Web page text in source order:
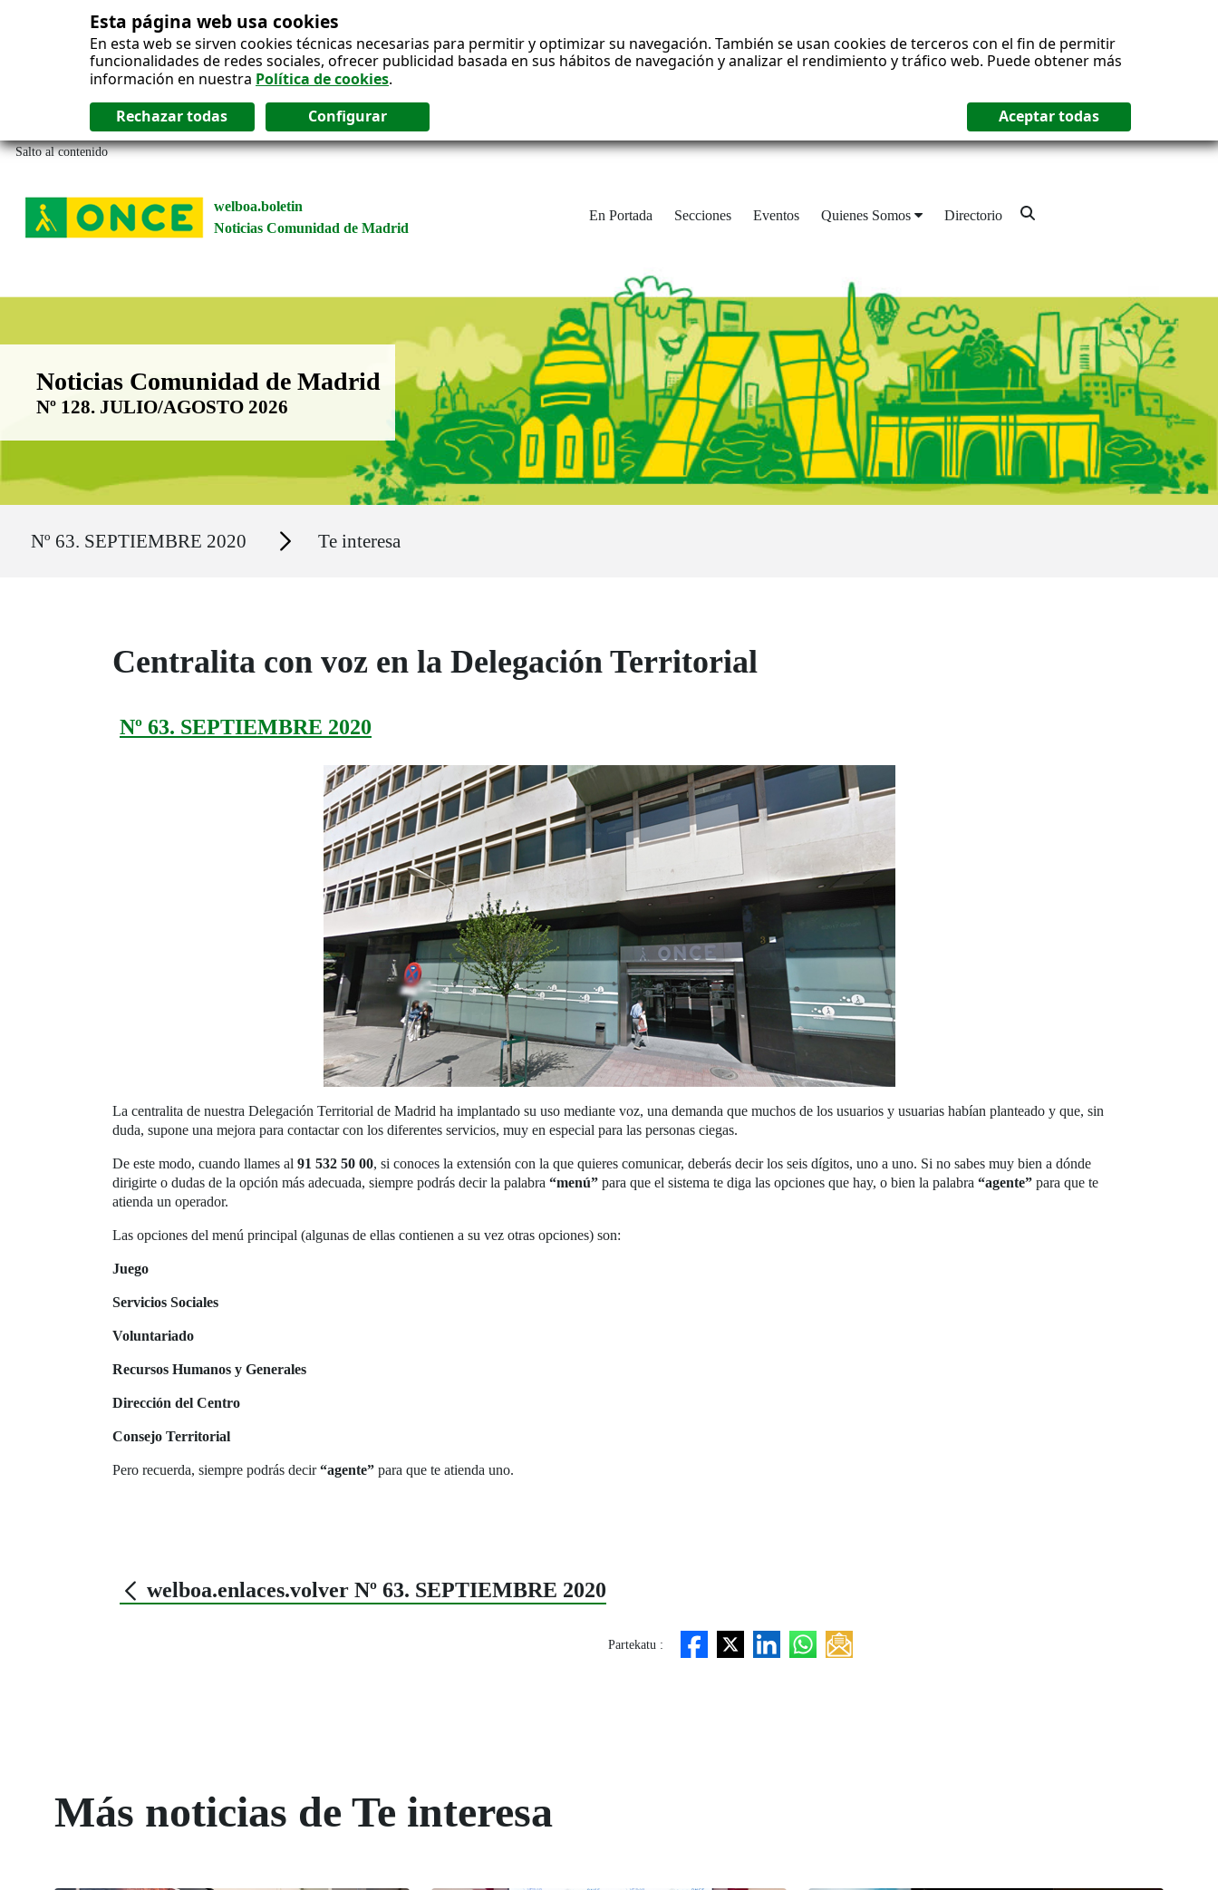
Esta página web usa cookies
En esta web se sirven cookies técnicas necesarias para permitir y optimizar su navegación. También se usan cookies de terceros con el fin de permitir
funcionalidades de redes sociales, ofrecer publicidad basada en sus hábitos de navegación y analizar el rendimiento y tráfico web. Puede obtener más
información en nuestra Política de cookies.
Salto al contenido
welboa.boletin
Noticias Comunidad de Madrid
En Portada Secciones Eventos Quienes Somos Directorio
Boletín Noticias Comunidad de Madrid
Noticias Comunidad de Madrid
Nº 128. JULIO/AGOSTO 2026
Nº 63. SEPTIEMBRE 2020 Secciones Te interesa
Centralita con voz en la Delegación Territorial
Nº 63. SEPTIEMBRE 2020
La centralita de nuestra Delegación Territorial de Madrid ha implantado su uso mediante voz, una demanda que muchos de los usuarios y usuarias habían planteado y que, sin
duda, supone una mejora para contactar con los diferentes servicios, muy en especial para las personas ciegas.
De este modo, cuando llames al 91 532 50 00, si conoces la extensión con la que quieres comunicar, deberás decir los seis dígitos, uno a uno. Si no sabes muy bien a dónde
dirigirte o dudas de la opción más adecuada, siempre podrás decir la palabra “menú” para que el sistema te diga las opciones que hay, o bien la palabra “agente” para que te
atienda un operador.
Las opciones del menú principal (algunas de ellas contienen a su vez otras opciones) son:
Juego
Servicios Sociales
Voluntariado
Recursos Humanos y Generales
Dirección del Centro
Consejo Territorial
Pero recuerda, siempre podrás decir“agente” para que te atienda uno.
welboa.enlaces.volver Nº 63. SEPTIEMBRE 2020
Partekatu :
Más noticias de Te interesa